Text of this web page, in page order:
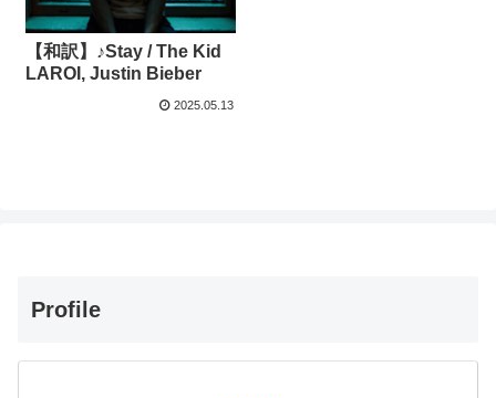
【和訳】♪Stay / The Kid
LAROI, Justin Bieber
2025.05.13
Profile